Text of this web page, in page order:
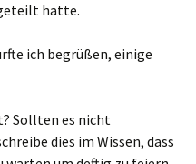
hatte.
ich begrüßen, einige
Sollten es nicht
dies im Wissen, dass